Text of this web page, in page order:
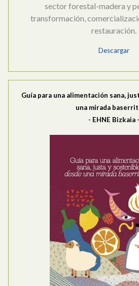
sector forestal-madera y
transformación,
restauración.
Descargar
Guía para una alimentación sana,
una mirada
- EHNE Bizkaia -